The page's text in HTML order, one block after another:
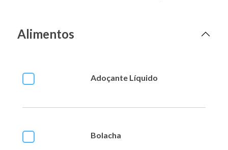
Alimentos
Adoçante Líquido
Bolacha